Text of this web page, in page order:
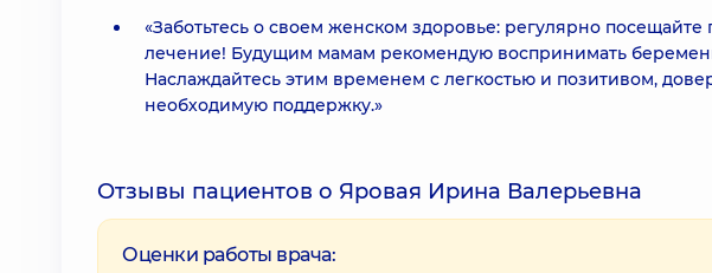
«Заботьтесь о своем женском здоровье: регулярно
лечение! Будущим мамам рекомендую воспринимать
Наслаждайтесь этим временем с легкостью и позитивом,
необходимую поддержку.»
Отзывы пациентов о Яровая Ирина Валерьевна
Оценки работы врача: